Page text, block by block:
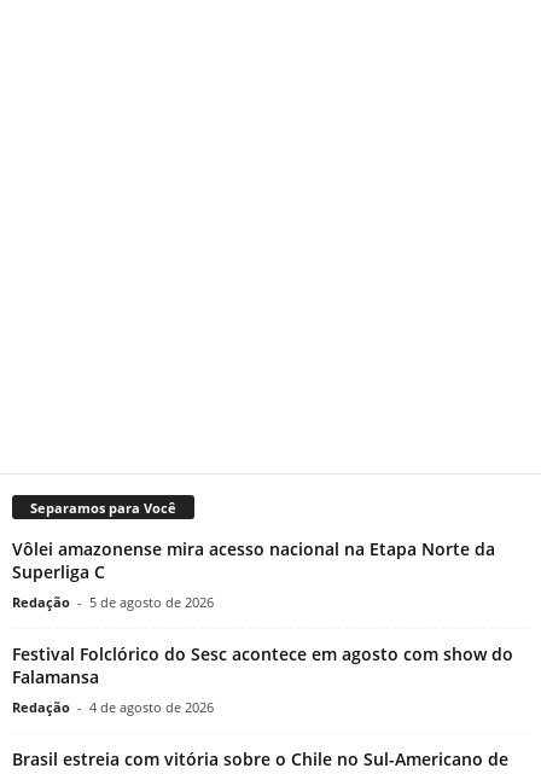
Separamos para Você
Vôlei amazonense mira acesso nacional na Etapa Norte da
Superliga C
Redação - 5 de agosto de 2026
Festival Folclórico do Sesc acontece em agosto com show do
Falamansa
Redação - 4 de agosto de 2026
Brasil estreia com vitória sobre o Chile no Sul-Americano de